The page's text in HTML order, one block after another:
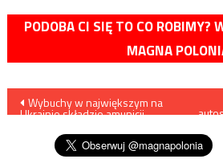
PODOBA CI SIĘ TO CO ROBIMY?
MAGNA
Nawigacja
wpisu
Wybuchy w największym na
Ukrainie składzie amunicji –